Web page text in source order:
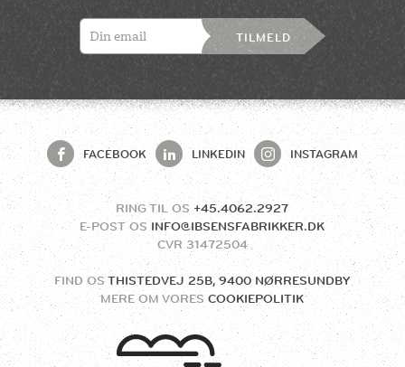
TILMELD
FACEBOOK LINKEDIN INSTAGRAM
RING TIL OS +45.4062.2927
E-POST OS INFO@IBSENSFABRIKKER.DK
MERE OM VORES COOKIEPOLITIK
FIND OSTHISTEDVEJ 25B, 9400 NØRRESUNDBY
CVR31472504